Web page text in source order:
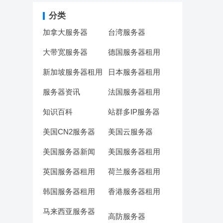
分类
加拿大服务器 台湾服务器
大带宽服务器 德国服务器租用
新加坡服务器租用 日本服务器租用
服务器资讯 法国服务器租用
知识百科 站群多IP服务器
美国CN2服务器 美国云服务器
美国服务器新闻 美国服务器租用
英国服务器租用 荷兰服务器租用
韩国服务器租用 香港服务器租用
马来西亚服务器
高防服务器